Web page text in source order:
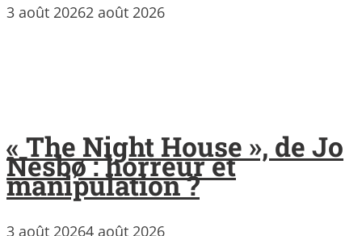
3 août 20262 août 2026
« The Night House », de Jo
Nesbø : horreur et
manipulation ?
3 août 20264 août 2026